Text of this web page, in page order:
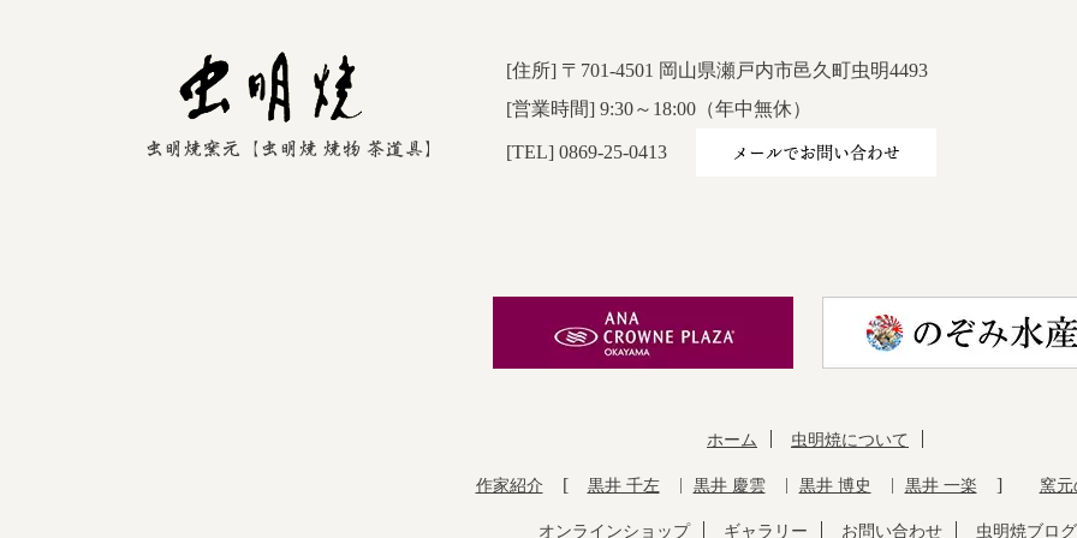
[住所] 〒701-4501 岡山県瀬戸内市邑久町虫明4493
[営業時間] 9:30～18:00（年中無休）
[TEL] 0869-25-0413 メールでお問い合わせ
ホーム 虫明焼について
作家紹介 黒井 千左 黒井 慶雲 黒井 博史 黒井 一楽 窯
オンラインショップ ギャラリー お問い合わせ 虫明焼ブログ